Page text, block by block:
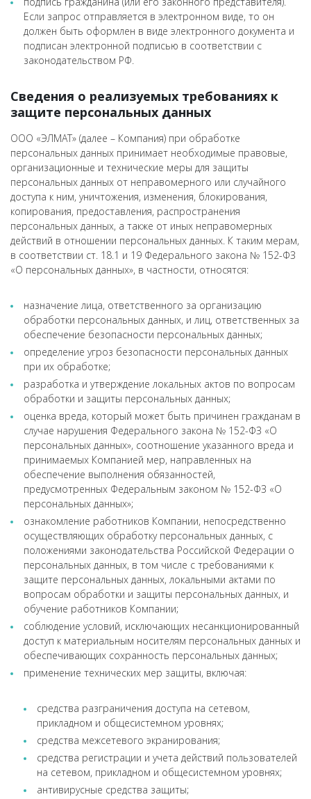
Если запрос отправляется в электронном виде, то он
должен быть оформлен в виде электронного документа и
подписан электронной подписью в соответствии с
законодательством РФ.
Сведения о реализуемых требованиях к
защите персональных данных
ООО «ЭЛМАТ» (далее – Компания) при обработке
персональных данных принимает необходимые правовые,
организационные и технические меры для защиты
персональных данных от неправомерного или случайного
доступа к ним, уничтожения, изменения, блокирования,
копирования, предоставления, распространения
персональных данных, а также от иных неправомерных
действий в отношении персональных данных. К таким мерам,
в соответствии ст. 18.1 и 19 Федерального закона № 152-ФЗ
«О персональных данных», в частности, относятся:
назначение лица, ответственного за организацию
обработки персональных данных, и лиц, ответственных за
обеспечение безопасности персональных данных;
определение угроз безопасности персональных данных
при их обработке;
разработка и утверждение локальных актов по вопросам
обработки и защиты персональных данных;
оценка вреда, который может быть причинен гражданам в
случае нарушения Федерального закона № 152-ФЗ «О
персональных данных», соотношение указанного вреда и
принимаемых Компанией мер, направленных на
обеспечение выполнения обязанностей,
предусмотренных Федеральным законом № 152-ФЗ «О
персональных данных»;
ознакомление работников Компании, непосредственно
осуществляющих обработку персональных данных, с
положениями законодательства Российской Федерации о
персональных данных, в том числе с требованиями к
защите персональных данных, локальными актами по
вопросам обработки и защиты персональных данных, и
обучение работников Компании;
соблюдение условий, исключающих несанкционированный
доступ к материальным носителям персональных данных и
обеспечивающих сохранность персональных данных;
применение технических мер защиты, включая:
cредства разграничения доступа на сетевом,
прикладном и общесистемном уровнях;
средства межсетевого экранирования;
средства регистрации и учета действий пользователей
на сетевом, прикладном и общесистемном уровнях;
антивирусные средства защиты;